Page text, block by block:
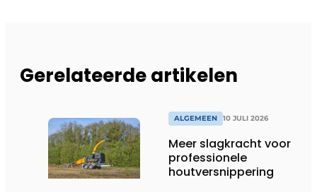
Gerelateerde artikelen
ALGEMEEN 10 JULI 2026
Meer slagkracht voor
professionele
houtversnippering